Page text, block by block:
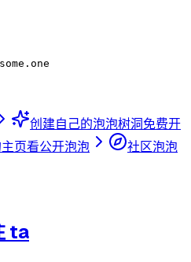
创建自己的泡泡树洞免费开
页看公开泡泡
社区泡泡
ta